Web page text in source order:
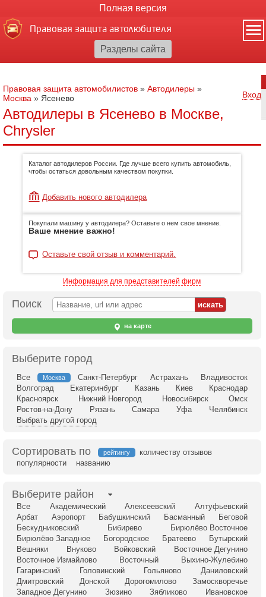
Полная версия
Правовая защита автолюбителя
Правовая защита автомобилистов » Автодилеры »
Москва » Ясенево Вход
Автодилеры в Ясенево в Москве,
Chrysler
Каталог автодилеров России. Где лучше всего купить автомобиль,
чтобы остаться довольным качеством покупки.
Добавить нового автодилера
Покупали машину у автодилера? Оставьте о нем свое мнение.
Ваше мнение важно!
Оставьте свой отзыв и комментарий.
Информация для представителей фирм
Поиск
на карте
Выберите город
Все Москва Санкт-Петербург Астрахань
Владивосток
Волгоград
Екатеринбург Казань Киев
Краснодар
Красноярск
Нижний Новгород Новосибирск
Омск
Ростов-на-Дону
Рязань Самара Уфа
Челябинск
Выбрать другой город
Сортировать по рейтингу
количеству отзывов
популярности
названию
Выберите район
Все Академический Алексеевский
Алтуфьевский
Арбат
Аэропорт Бабушкинский Басманный
Беговой
Бескудниковский
Бибирево
Бирюлёво Восточное
Бирюлёво Западное
Богородское Братеево
Бутырский
Вешняки
Внуково Войковский
Восточное Дегунино
Восточное Измайлово
Восточный
Выхино-Жулебино
Гагаринский
Головинский Гольяново
Даниловский
Дмитровский
Донской Дорогомилово
Замоскворечье
Западное Дегунино
Зюзино Зябликово
Ивановское